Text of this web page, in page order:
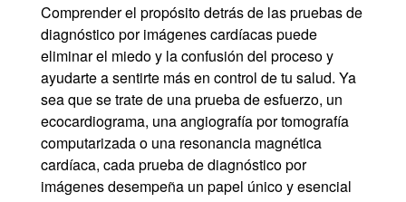
Comprender el propósito detrás de las pruebas de
diagnóstico por imágenes cardíacas puede
eliminar el miedo y la confusión del proceso y
ayudarte a sentirte más en control de tu salud. Ya
sea que se trate de una prueba de esfuerzo, un
ecocardiograma, una angiografía por tomografía
computarizada o una resonancia magnética
cardíaca, cada prueba de diagnóstico por
imágenes desempeña un papel único y esencial